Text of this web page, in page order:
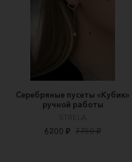
Серебряные пусеты «Кубик»
ручной работы
STRELA
6200 ₽ 7750 ₽